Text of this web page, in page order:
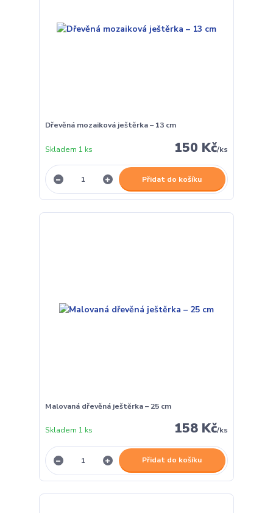
Dřevěná mozaiková ještěrka – 13 cm
150 Kč/ks
Skladem 1 ks
Přidat do košíku
Malovaná dřevěná ještěrka – 25 cm
158 Kč/ks
Skladem 1 ks
Přidat do košíku